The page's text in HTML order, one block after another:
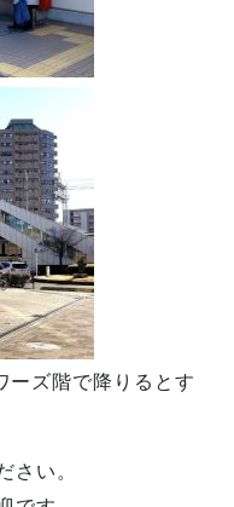
ーズ階で降りるとす
さい。